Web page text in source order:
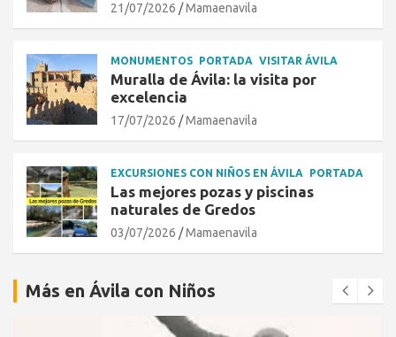
21/07/2026 Mamaenavila
MONUMENTOS PORTADA VISITAR ÁVILA
Muralla de Ávila: la visita por
excelencia
17/07/2026 Mamaenavila
EXCURSIONES CON NIÑOS EN ÁVILA PORTADA
Las mejores pozas y piscinas
naturales de Gredos
03/07/2026 Mamaenavila
Más en Ávila con Niños